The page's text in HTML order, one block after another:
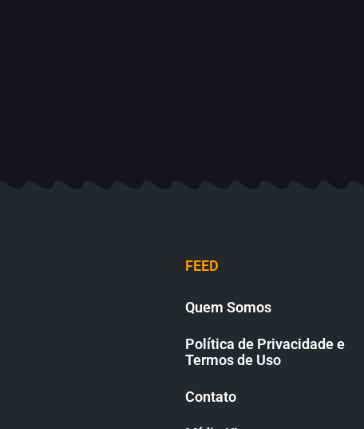
FEED
Quem Somos
Política de Privacidade e
Termos de Uso
Contato